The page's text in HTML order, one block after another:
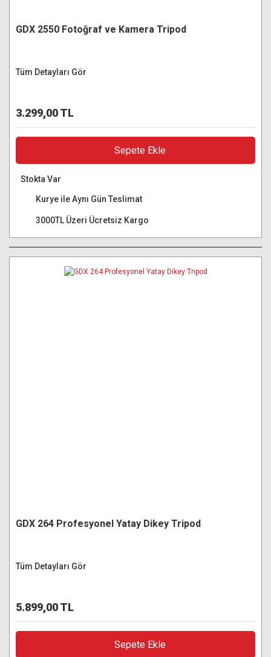
GDX 2550 Fotoğraf ve Kamera Tripod
Tüm Detayları Gör
3.299,00 TL
Sepete Ekle
Stokta Var
Kurye ile Aynı Gün Teslimat
3000TL Üzeri Ücretsiz Kargo
GDX 264 Profesyonel Yatay Dikey Tripod
Tüm Detayları Gör
5.899,00 TL
Sepete Ekle